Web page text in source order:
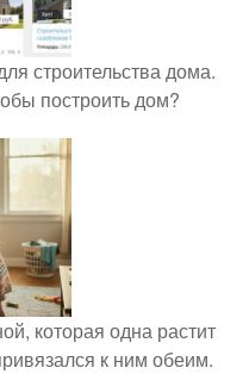
строительства дома.
построить дом?
которая одна растит
к ним обеим.